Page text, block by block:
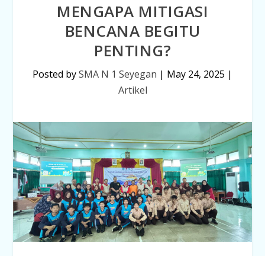
MENGAPA MITIGASI
BENCANA BEGITU
PENTING?
Posted bySMA N 1 Seyegan | May 24, 2025 |
Artikel